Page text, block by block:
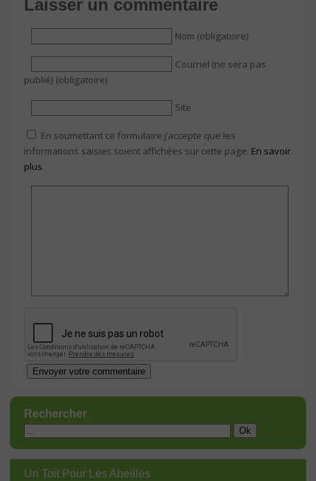
Laisser un commentaire
Nom (obligatoire)
Courriel (ne sera pas
publié) (obligatoire)
Site
En soumettant ce formulaire j’accepte que les
informations saisies soient affichées sur cette page. En savoir
plus
Rechercher
Un Toit Pour Les Abeilles